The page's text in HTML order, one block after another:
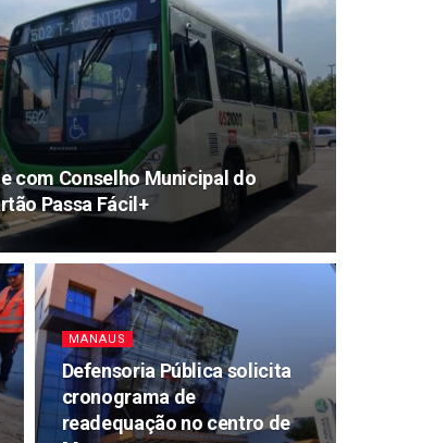
com Conselho Municipal do
Passa Fácil+
MANAUS
Defensoria Pública solicita
cronograma de
readequação no centro de